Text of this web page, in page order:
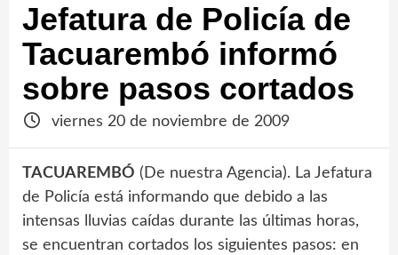
Jefatura de Policía de
Tacuarembó informó
sobre pasos cortados
viernes 20 de noviembre de 2009
TACUAREMBÓ (De nuestra Agencia). La Jefatura
de Policía está informando que debido a las
intensas lluvias caídas durante las últimas horas,
se encuentran cortados los siguientes pasos: en